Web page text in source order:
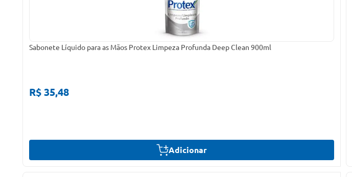
Sabonete Líquido para as Mãos Protex Limpeza Profunda Deep Clean 900ml
R$ 35,48
Adicionar